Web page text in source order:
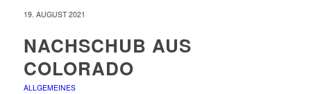
19. AUGUST 2021
NACHSCHUB AUS
COLORADO
ALLGEMEINES